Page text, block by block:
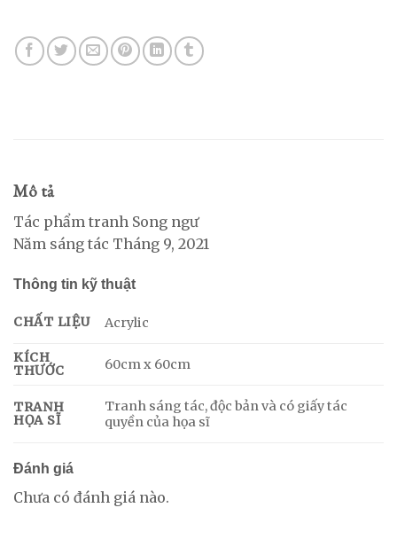
Mô tả
Tác phẩm tranh Song ngư
Năm sáng tác Tháng 9, 2021
Thông tin kỹ thuật
CHẤT LIỆU Acrylic
KÍCH
THƯỚC
60cm x 60cm
TRANH
HỌA SĨ
Tranh sáng tác, độc bản và có giấy tác
quyền của họa sĩ
Đánh giá
Chưa có đánh giá nào.